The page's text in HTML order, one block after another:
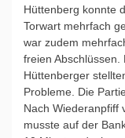
Hüttenberg konnte
Torwart mehrfach
war zudem
freien
Hüttenberger
Probleme. Die
Nach Wiederanpfiff
musste auf der